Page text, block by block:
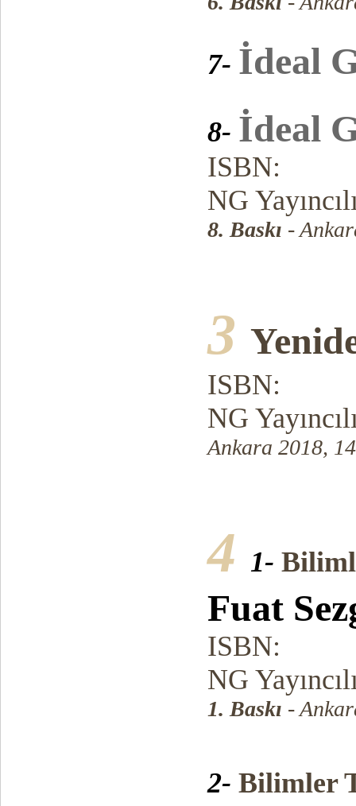
7- İdeal
8- İdeal
ISBN:
NG
8. Baskı -
3
ISBN:
NG
Ankara 2018,
4 1-
Fuat
ISBN:
NG
1. Baskı -
2- Bilimler